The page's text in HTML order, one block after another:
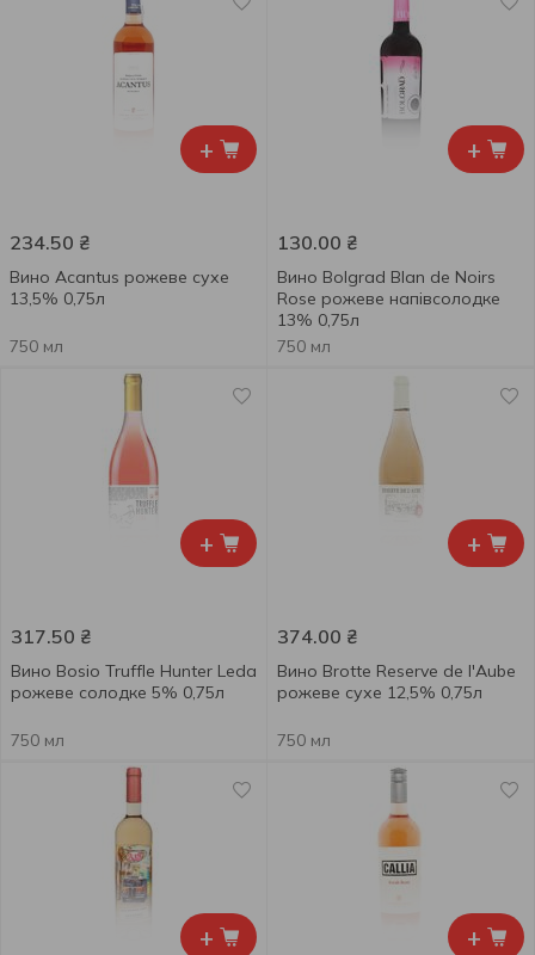
+
234.50 ₴
Вино Acantus рожеве сухе
13,5% 0,75л
750 мл
+
130.00 ₴
Вино Bolgrad Blan de Noirs
Rose рожеве напівсолодке
13% 0,75л
750 мл
+
317.50 ₴
Вино Bosio Truffle Hunter Leda
рожеве солодке 5% 0,75л
750 мл
+
374.00 ₴
Вино Brotte Reserve de l'Aube
рожеве сухе 12,5% 0,75л
750 мл
+ +